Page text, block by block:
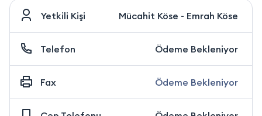
Yetkili Kişi Mücahit Köse - Emrah Köse
Telefon Ödeme Bekleniyor
Fax Ödeme Bekleniyor